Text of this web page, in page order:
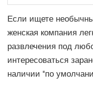
Если ищете
женская компания
развлечения под
интересоваться
наличии “по